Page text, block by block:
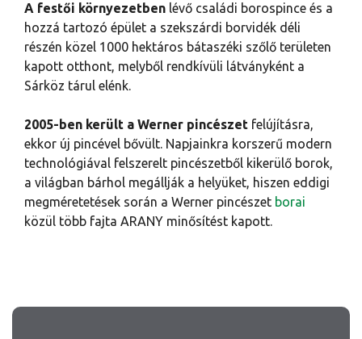
A festői környezetben lévő családi borospince és a
hozzá tartozó épület a szekszárdi borvidék déli
részén közel 1000 hektáros bátaszéki szőlő területen
kapott otthont, melyből rendkívüli látványként a
Sárköz tárul elénk.
2005-ben került a Werner pincészet felújításra,
ekkor új pincével bővült. Napjainkra korszerű modern
technológiával felszerelt pincészetből kikerülő borok,
a világban bárhol megállják a helyüket, hiszen eddigi
megméretetések során a Werner pincészet borai
közül több fajta ARANY minősítést kapott.